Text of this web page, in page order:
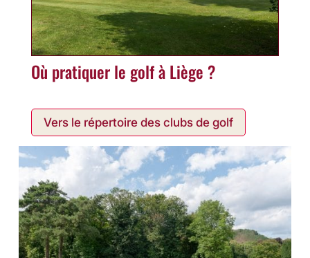
Où pratiquer le golf à Liège ?
Vers le répertoire des clubs de golf